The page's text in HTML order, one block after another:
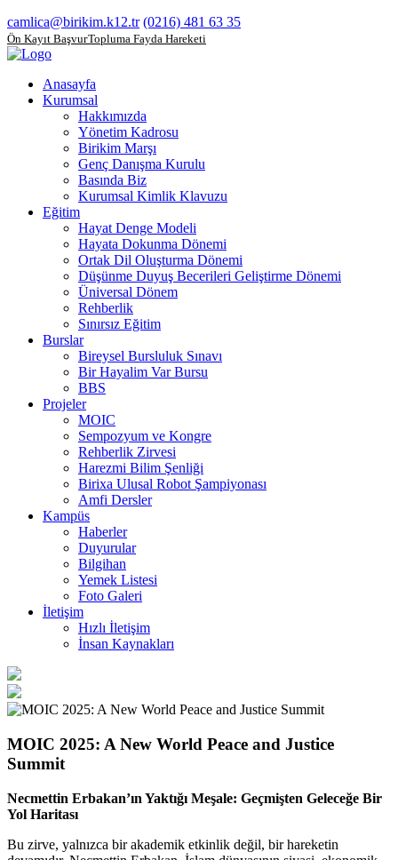
camlica@birikim.k12.tr (0216) 481 63 35
Ön Kayıt BaşvuruTopluma Fayda Hareketi
Anasayfa
Kurumsal
Hakkımızda
Yönetim Kadrosu
Birikim Marşı
Genç Danışma Kurulu
Basında Biz
Kurumsal Kimlik Klavuzu
Eğitim
Hayat Denge Modeli
Hayata Dokunma Dönemi
Ortak Dil Oluşturma Dönemi
Düşünme Duyuş Becerileri Geliştirme Dönemi
Üniversal Dönem
Rehberlik
Sınırsız Eğitim
Burslar
Bireysel Bursluluk Sınavı
Bir Hayalim Var Bursu
BBS
Projeler
MOIC
Sempozyum ve Kongre
Rehberlik Zirvesi
Harezmi Bilim Şenliği
Birixa Ulusal Robot Şampiyonası
Amfi Dersler
Kampüs
Haberler
Duyurular
Bilgihan
Yemek Listesi
Foto Galeri
İletişim
Hızlı İletişim
İnsan Kaynakları
MOIC 2025: A New World Peace and Justice
Summit
Necmettin Erbakan’ın Yaktığı Meşale: Geçmişten Geleceğe Bir
Yol Haritası
Bu zirve, yalnızca bir akademik etkinlik değil, bir hareketin